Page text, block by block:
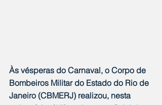
Às vésperas do Carnaval, o Corpo de
Bombeiros Militar do Estado do Rio de
Janeiro (CBMERJ) realizou, nesta